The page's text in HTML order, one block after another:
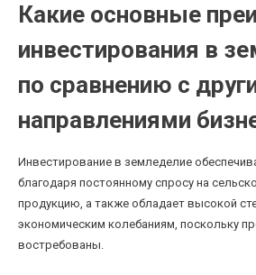
Какие основные
инвестирования в
по сравнению с
направлениями
Инвестирование в земледелие
благодаря постоянному спросу на
продукцию, а также обладает высокой
экономическим колебаниям, поскольку
востребованы.